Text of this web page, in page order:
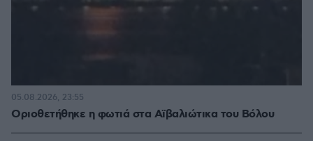
Οριοθετήθηκε η φωτιά στα Αϊβαλιώτικα του Βόλου
05.08.2026, 23:55